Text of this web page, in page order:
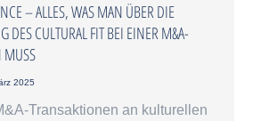
– ALLES, WAS MAN ÜBER DIE
DES CULTURAL FIT BEI EINER M&A-
MUSS
2025
Transaktionen an kulturellen